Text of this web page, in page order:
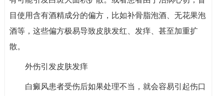
目使用含有酒精成分的偏方，比如补骨脂泡酒、无花果泡
酒等，这些偏方极易导致皮肤发红、发痒、甚至加重扩
散。
外伤引发皮肤发痒
白癜风患者受伤后如果处理不当，就会容易引起伤口